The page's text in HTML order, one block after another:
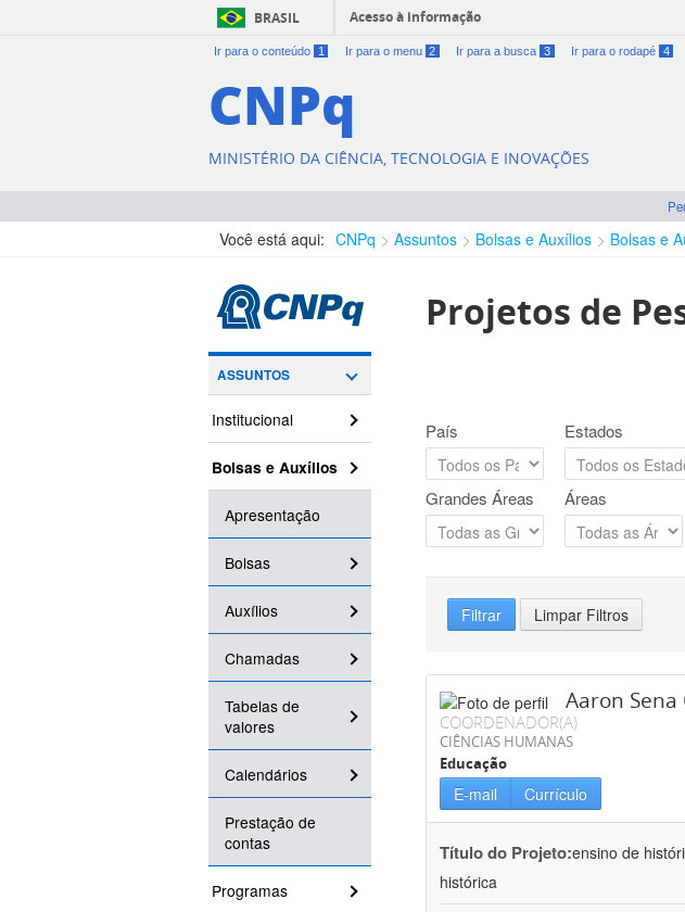
BRASIL Acesso à informação
Ir para o conteúdo 1 Ir para o menu 2 Ir para a busca 3 Ir para o rodapé 4
CNPq
MINISTÉRIO DA CIÊNCIA, TECNOLOGIA E INOVAÇÕES
Você está aqui: CNPq Assuntos Bolsas e Auxílios Bolsas e
ASSUNTOS
Institucional
Bolsas e Auxílios
Apresentação
Bolsas
Auxílios
Chamadas
Tabelas de
valores
Calendários
Prestação de
contas
Programas
Projetos de
País Estados
Grandes Áreas Áreas
Filtrar Limpar Filtros
Aaron
COORDENADOR(A)
CIÊNCIAS HUMANAS
Educação
E-mail Currículo
Título do Projeto:ensino de
histórica